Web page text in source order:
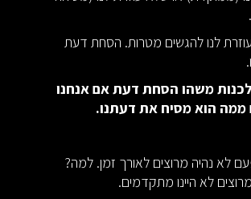
לנו להגשים מטרות. הסחת דעת
משהו הסחת דעת אם אנחנו
ממה הוא מסיח את דעתנו.
לא נהיה מרוצים לאורך זמן. למה?
מרוצים לא היינו מתקדמים.